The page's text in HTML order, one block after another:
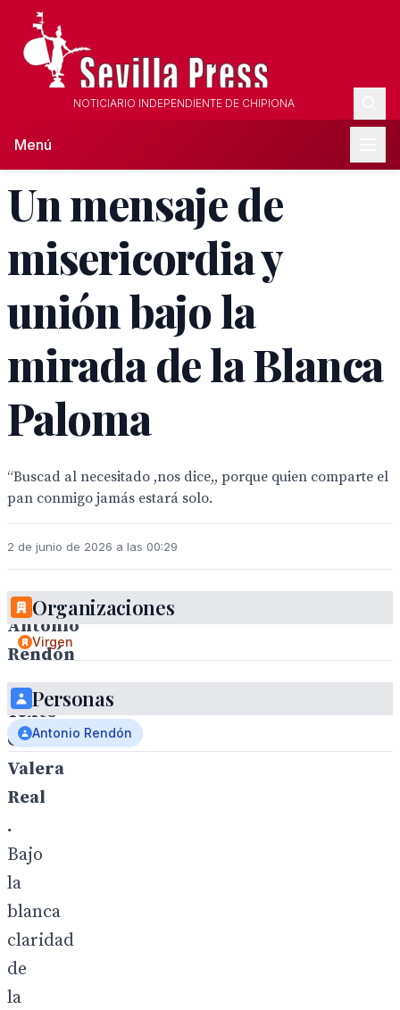
NOTICIARIO INDEPENDIENTE DE CHIPIONA
Menú
Un mensaje de
misericordia y
unión bajo la
mirada de la Blanca
Paloma
“Buscad al necesitado ,nos dice,, porque quien comparte el
pan conmigo jamás estará solo.
2 de junio de 2026 a las 00:29
Antonio
Rendón
.
Texto
Carlos
Valera
Real
.
Bajo
la
blanca
claridad
de
la
Organizaciones
Virgen
Personas
Antonio Rendón